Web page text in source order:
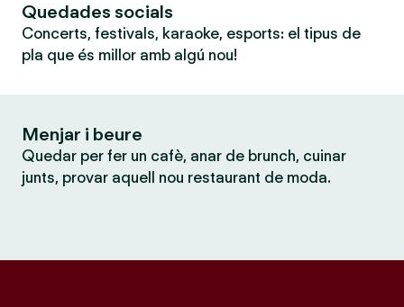
Quedades socials
Concerts, festivals, karaoke, esports: el tipus de
pla que és millor amb algú nou!
Menjar i beure
Quedar per fer un cafè, anar de brunch, cuinar
junts, provar aquell nou restaurant de moda.